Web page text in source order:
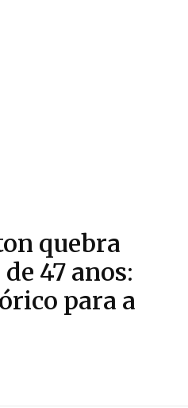
quebra
47 anos:
para a